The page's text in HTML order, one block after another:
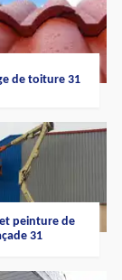
de toiture 31
peinture de
31